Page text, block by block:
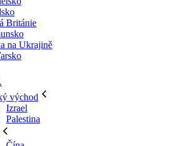
Británie
na Ukrajině
východ
Izrael
Palestina